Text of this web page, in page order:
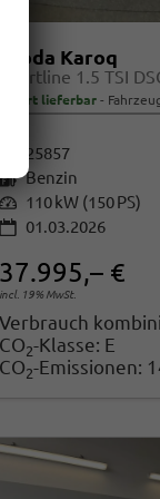
Skoda Karoq
sofort lieferbar
25857
KraftstoffBenzin
Leistung 110 kW (150 PS)
01.03.2026
37.995,– €
incl. 19% MwSt.
Verbrauch
CO2-Klasse: E
CO2-Emissionen: